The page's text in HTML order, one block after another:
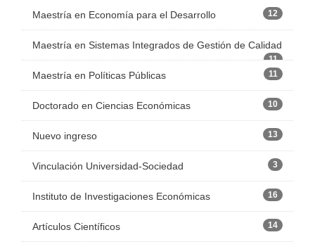
Maestría en Economía para el Desarrollo 12
Maestría en Sistemas Integrados de Gestión de Calidad
11
Maestría en Políticas Públicas 11
Doctorado en Ciencias Económicas 10
Nuevo ingreso 13
Vinculación Universidad-Sociedad 3
Instituto de Investigaciones Económicas 16
Artículos Científicos 14